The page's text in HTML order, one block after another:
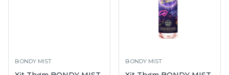
BONDY MIST BONDY MIST